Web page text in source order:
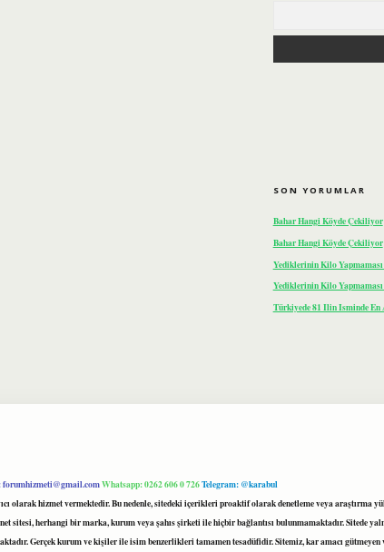
SON YORUMLAR
Bahar Hangi Köyde Çekiliyor
Bahar Hangi Köyde Çekiliyor
Yediklerinin Kilo
Yediklerinin Kilo
Türkiyede 81 Ilin Isminde En
forumhizmeti@gmail.comWhatsapp: 0262 606 0 726Telegram: @karabul
olarak hizmet vermektedir. Bu nedenle, sitedeki içerikleri proaktif olarak denetleme veya araştırma
herhangi bir marka, kurum veya şahıs şirketi ile hiçbir bağlantısı bulunmamaktadır. Sitede
Gerçek kurum ve kişiler ile isim benzerlikleri tamamen tesadüfidir. Sitemiz, kar amacı